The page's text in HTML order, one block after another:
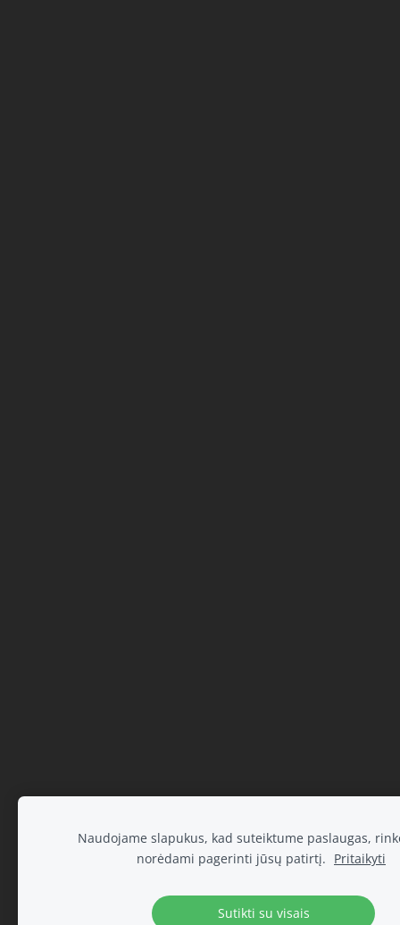
Naudojame slapukus, kad suteiktume paslaugas,
norėdami pagerinti jūsų patirtį. Pritaikyti
Sutikti su visais